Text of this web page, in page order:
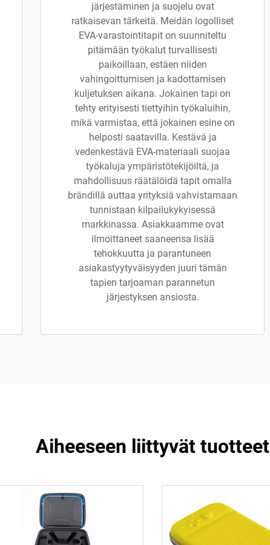
järjestäminen ja suojelu ovat
ratkaisevan tärkeitä. Meidän logolliset
EVA-varastointitapit on suunniteltu
pitämään työkalut turvallisesti
paikoillaan, estäen niiden
vahingoittumisen ja kadottamisen
kuljetuksen aikana. Jokainen tapi on
tehty erityisesti tiettyihin työkaluihin,
mikä varmistaa, että jokainen esine on
helposti saatavilla. Kestävä ja
vedenkestävä EVA-materiaali suojaa
työkaluja ympäristötekijöiltä, ja
mahdollisuus räätälöidä tapit omalla
brändillä auttaa yrityksiä vahvistamaan
tunnistaan kilpailukykyisessä
markkinassa. Asiakkaamme ovat
ilmoittaneet saaneensa lisää
tehokkuutta ja parantuneen
asiakastyytyväisyyden juuri tämän
tapien tarjoaman parannetun
järjestyksen ansiosta.
Aiheeseen liittyvät tuotteet